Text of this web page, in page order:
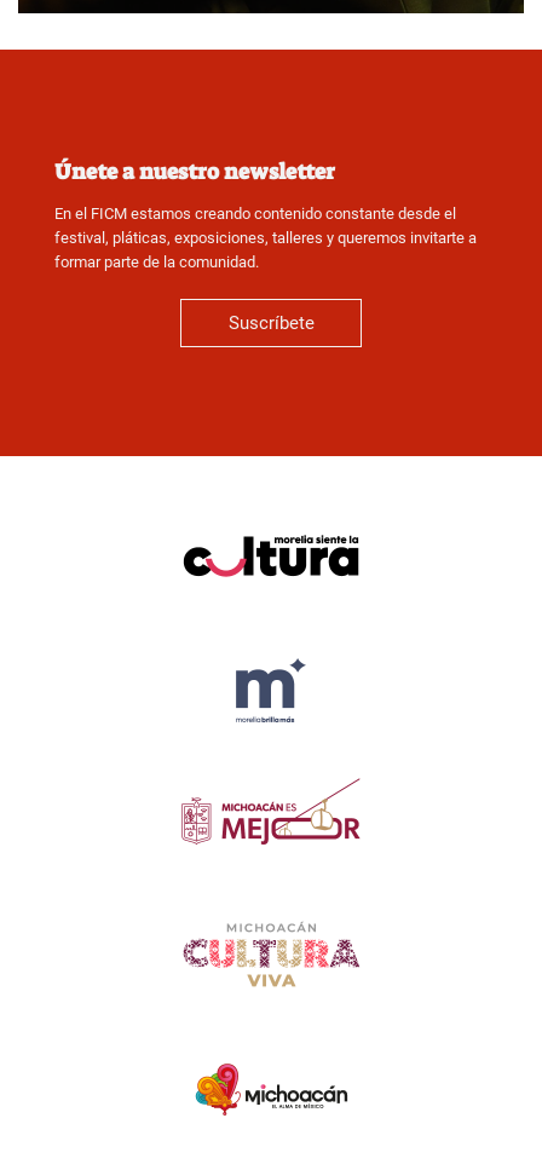
Únete a nuestro newsletter
En el FICM estamos creando contenido constante desde el
festival, pláticas, exposiciones, talleres y queremos invitarte a
formar parte de la comunidad.
Suscríbete